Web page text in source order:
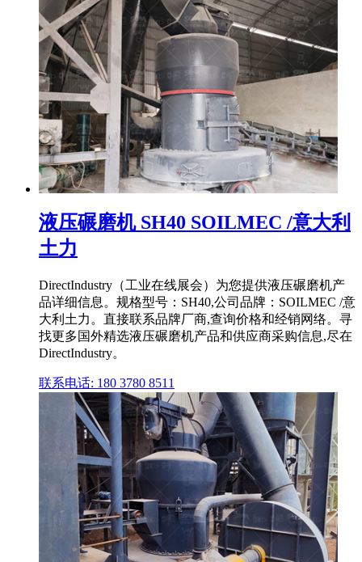
液压碾磨机 SH40 SOILMEC /意大利
土力
DirectIndustry（工业在线展会）为您提供液压碾磨机产
品详细信息。规格型号：SH40,公司品牌：SOILMEC /意
大利土力。直接联系品牌厂商,查询价格和经销网络。寻
找更多国外精选液压碾磨机产品和供应商采购信息,尽在
DirectIndustry。
联系电话: 180 3780 8511